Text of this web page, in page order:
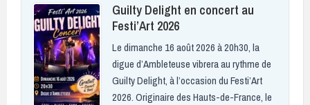
Guilty Delight en concert au
Festi’Art 2026
Le dimanche 16 août 2026 à 20h30, la
digue d’Ambleteuse vibrera au rythme de
Guilty Delight, à l’occasion du Festi’Art
2026. Originaire des Hauts-de-France, le